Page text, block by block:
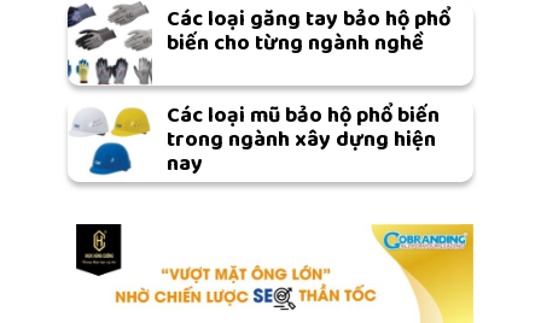
Các loại găng tay bảo hộ phổ
biến cho từng ngành nghề
Các loại mũ bảo hộ phổ biến
trong ngành xây dựng hiện
nay